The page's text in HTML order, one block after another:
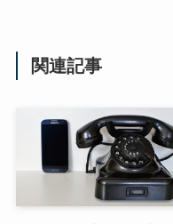
関連記事